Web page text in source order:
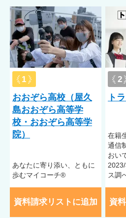
1
おおぞら高校（屋久
島おおぞら高等学
校・おおぞら高等学
院）
あなたに寄り添い、ともに
歩むマイコーチ®
資料請求リストに追加
2
ト
在籍
通信
おい
ス調
資